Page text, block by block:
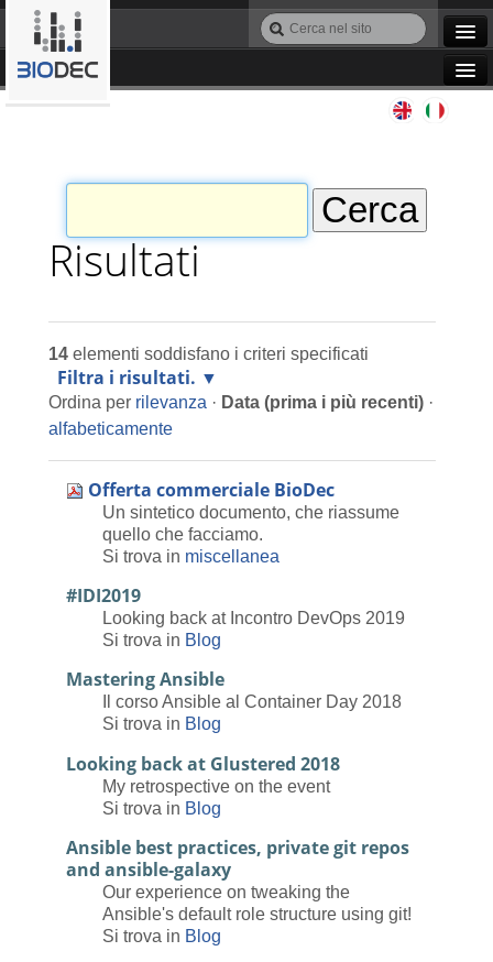
Cerca
nel
Ricerca
Automazione
Bioinformatica
Progettazione
Programmazione
Risultati
14 elementi soddisfano i criteri specificati
Filtra i risultati.
Ordina per rilevanza · Data (prima i più recenti) ·
alfabeticamente
Offerta commerciale BioDec
Un sintetico documento, che riassume
quello che facciamo.
Si trova in miscellanea
#IDI2019
Looking back at Incontro DevOps 2019
Si trova in Blog
Mastering Ansible
Il corso Ansible al Container Day 2018
Si trova in Blog
Looking back at Glustered 2018
My retrospective on the event
Si trova in Blog
Ansible best practices, private git repos
and ansible-galaxy
Our experience on tweaking the
Ansible's default role structure using git!
Si trova in Blog